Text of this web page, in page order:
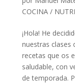
COCINA /
¡Hola! He
nuestras clases
recetas que os
saludable, con
de temporada.